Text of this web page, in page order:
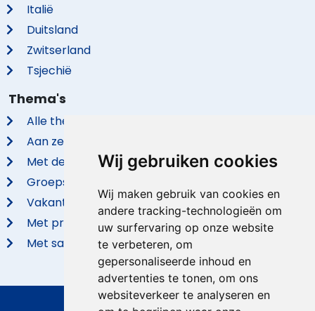
Wij gebruiken cookies
Wij maken gebruik van cookies en
andere tracking-technologieën om
uw surfervaring op onze website
te verbeteren, om
gepersonaliseerde inhoud en
advertenties te tonen, om ons
websiteverkeer te analyseren en
Italië
Duitsland
Zwitserland
Tsjechië
Thema's
Alle thema's
Aan zee
Met de hond
Groepsaccommodaties
Vakantieparken
Met privé zwembad
Met sauna